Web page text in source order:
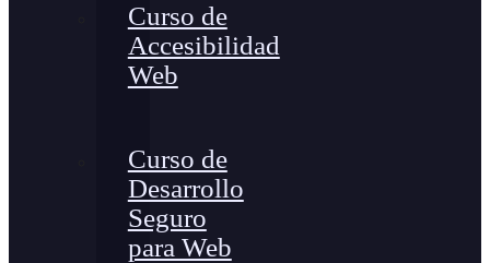
Curso de
Accesibilidad
Web
Curso de
Desarrollo
Seguro
para Web